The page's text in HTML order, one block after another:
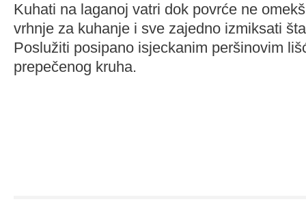
Kuhati na laganoj vatri dok povrće ne
vrhnje za kuhanje i sve zajedno izmiksati
Poslužiti posipano isjeckanim peršinovim
prepečenog kruha.